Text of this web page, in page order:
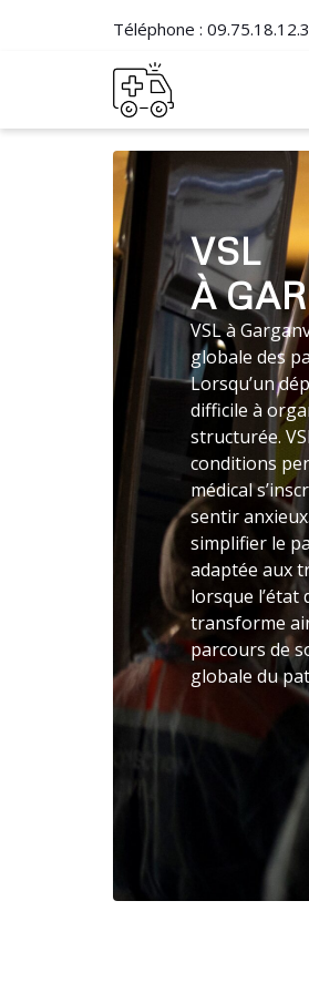
Téléphone :
VSL
À
VSL à
globale des
Lorsqu’un
difficile à
structurée.
conditions
médical
sentir
simplifier le
adaptée aux
lorsque l’état
transforme
parcours de
globale du